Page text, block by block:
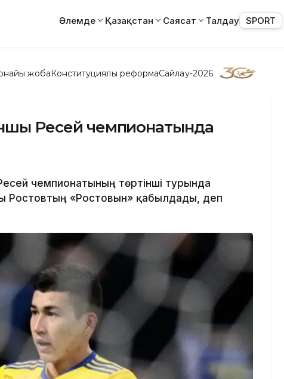
Әлемде Қазақстан Саясат Талдау SPORT
жобаКонституциялық реформаСайлау-2026
Ресей чемпионатында
чемпионатының төртінші турында
Ростовтың «Ростовын» қабылдады, деп